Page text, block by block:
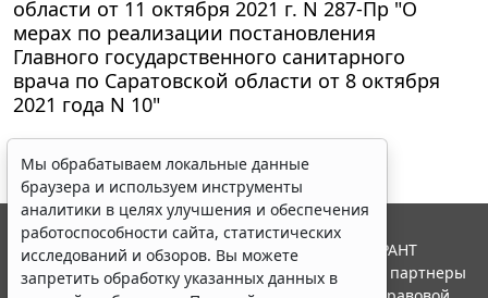
области от 11 октября 2021 г. N 287-Пр "О
мерах по реализации постановления
Главного государственного санитарного
врача по Саратовской области от 8 октября
2021 года N 10"
Мы обрабатываем локальные данные
браузера и используем инструменты
аналитики в целях улучшения и обеспечения
работоспособности сайта, статистических
исследований и обзоров. Вы можете
запретить обработку указанных данных в
© ООО "НПП "ГАРАНТ-СЕРВИС", 2026. Система ГАРАНТ
выпускается с 1990 года. Компания "Гарант" и ее партнеры